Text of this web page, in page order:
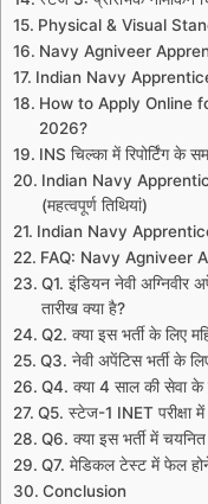
Physical & Visual
Navy Agniveer
Indian Navy
How to Apply Online
2026?
INS चिल्का में रिपोर्टिंग
Indian Navy
(महत्वपूर्ण तिथियां)
Indian Navy
FAQ: Navy Agniveer
Q1. इंडियन नेवी अग्निवीर
तारीख क्या है?
Q2. क्या इस भर्ती के लिए
Q3. नेवी अपेंटिस भर्ती के
Q4. क्या 4 साल की सेवा के
Q5. स्टेज-1 INET परीक्षा में
Q6. क्या इस भर्ती में
Q7. मेडिकल टेस्ट में फेल होने
Conclusion